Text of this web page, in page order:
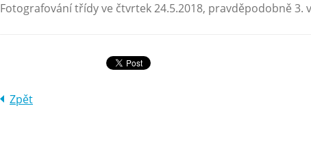
Fotografování třídy ve čtvrtek 24.5.2018, pravděpodobně 3.
Zpět